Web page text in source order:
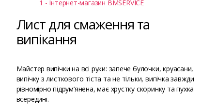
Лист для смаження та
випікання
Майстер випічки на всі руки: запече булочки, круасани,
випічку з листкового тіста та не тільки, випічка завжди
рівномірно підрум’янена, має хрустку скоринку та пухка
всередині.